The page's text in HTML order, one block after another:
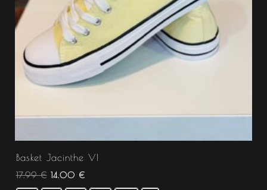
Basket Jacinthe VI
17.99€ 14.00 €